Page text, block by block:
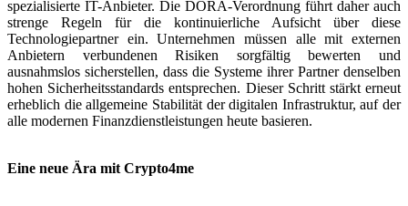
spezialisierte IT-Anbieter. Die DORA-Verordnung führt daher auch
strenge Regeln für die kontinuierliche Aufsicht über diese
Technologiepartner ein. Unternehmen müssen alle mit externen
Anbietern verbundenen Risiken sorgfältig bewerten und
ausnahmslos sicherstellen, dass die Systeme ihrer Partner denselben
hohen Sicherheitsstandards entsprechen. Dieser Schritt stärkt erneut
erheblich die allgemeine Stabilität der digitalen Infrastruktur, auf der
alle modernen Finanzdienstleistungen heute basieren.
Eine neue Ära mit Crypto4me